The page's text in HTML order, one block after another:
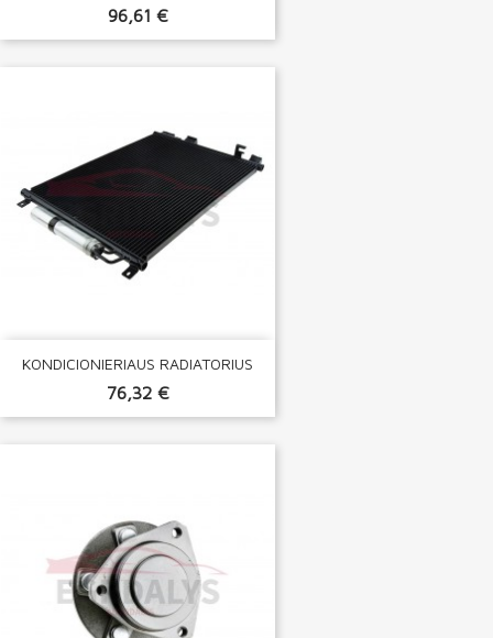
96,61 €
KONDICIONIERIAUS RADIATORIUS
76,32 €